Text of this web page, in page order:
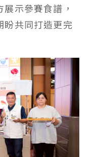
示參賽食譜，
盼共同打造更完